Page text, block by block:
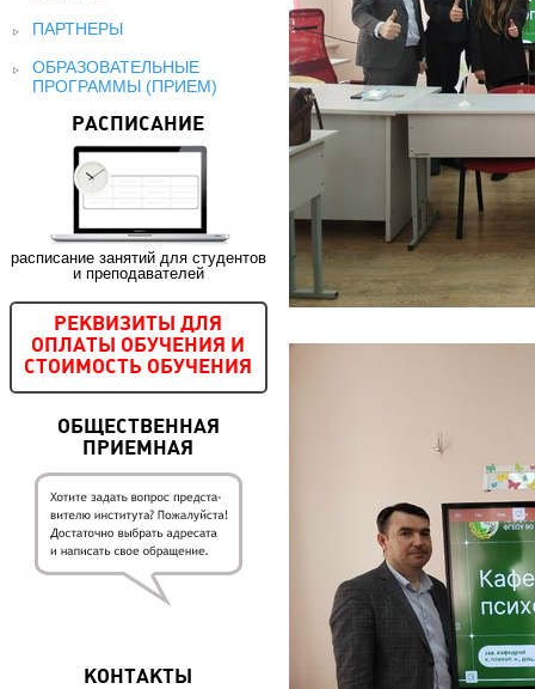
ПАРТНЕРЫ
ОБРАЗОВАТЕЛЬНЫЕ
ПРОГРАММЫ (ПРИЕМ)
РАСПИСАНИЕ
расписание занятий для студентов
и преподавателей
РЕКВИЗИТЫ ДЛЯ
ОПЛАТЫ ОБУЧЕНИЯ И
СТОИМОСТЬ ОБУЧЕНИЯ
ОБЩЕСТВЕННАЯ
ПРИЕМНАЯ
КОНТАКТЫ